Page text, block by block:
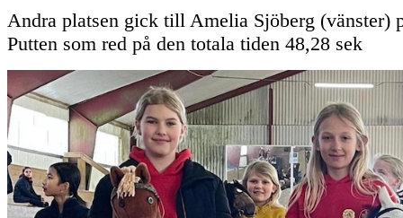
Andra platsen gick till Amelia Sjöberg (vänster)
Putten som red på den totala tiden 48,28 sek